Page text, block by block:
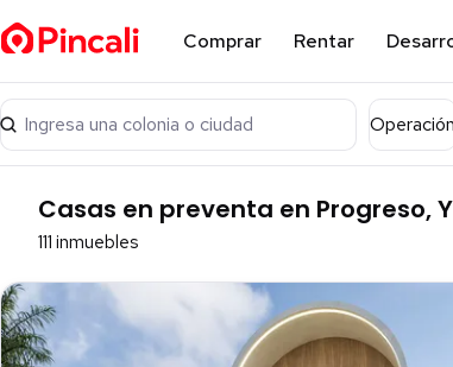
Comprar Rentar
Ingresa una colonia o ciudad Operación
Casas en preventa en Progreso,
111 inmuebles